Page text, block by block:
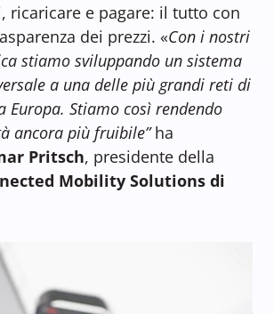
ricaricare e pagare: il tutto con
dei prezzi. «Con i nostri
stiamo sviluppando un sistema
a una delle più grandi reti di
Stiamo così rendendo
ancora più fruibile”ha
Pritsch, presidente della
Mobility Solutions di